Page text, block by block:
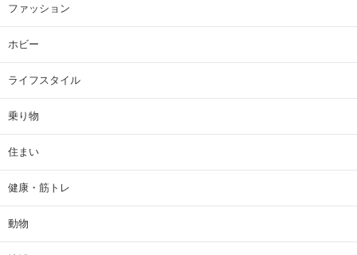
ファッション
ホビー
ライフスタイル
乗り物
住まい
健康・筋トレ
動物